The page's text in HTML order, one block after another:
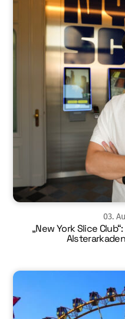
03.
„New York Slice